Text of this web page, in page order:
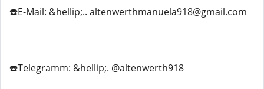
☎️E-Mail: &hellip;.. altenwerthmanuela918@gmail.com
☎️Telegramm: &hellip;. @altenwerth918